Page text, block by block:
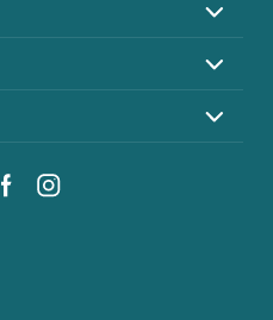
FacebookInstagram